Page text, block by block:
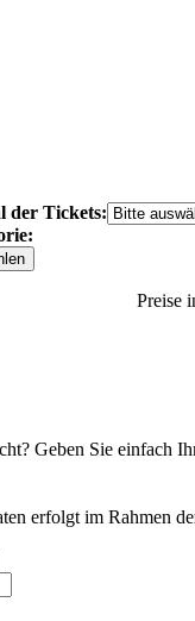
der Tickets:
Preise
Geben Sie einfach
erfolgt im Rahmen